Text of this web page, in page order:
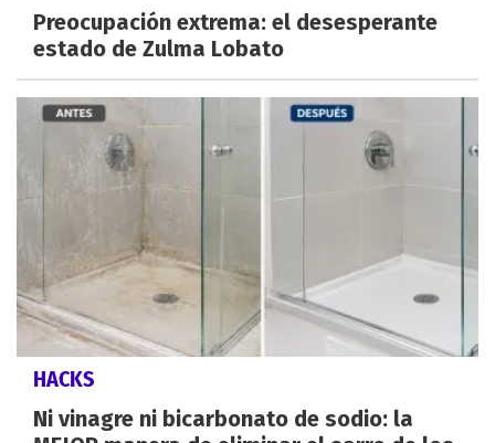
Preocupación extrema: el desesperante
estado de Zulma Lobato
HACKS
Ni vinagre ni bicarbonato de sodio: la